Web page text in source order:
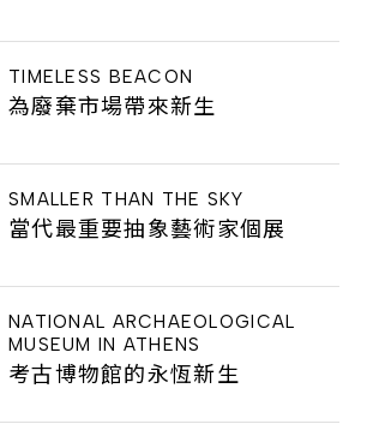
TIMELESS BEACON
為廢棄市場帶來新生
SMALLER THAN THE SKY
當代最重要抽象藝術家個展
NATIONAL ARCHAEOLOGICAL
MUSEUM IN ATHENS
考古博物館的永恆新生